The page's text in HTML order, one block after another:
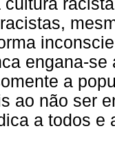
cultura
engana-
a
ao não ser
a todos